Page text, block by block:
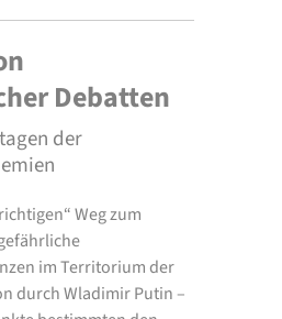
Debatten
der
Weg zum
im Territorium der
durch Wladimir Putin –